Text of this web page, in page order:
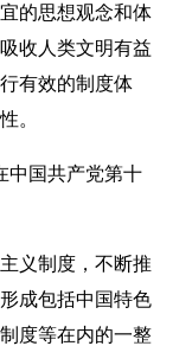
的思想观念和体
收人类文明有益
有效的制度体
。
国共产党第十
义制度，不断推
成包括中国特色
度等在内的一整